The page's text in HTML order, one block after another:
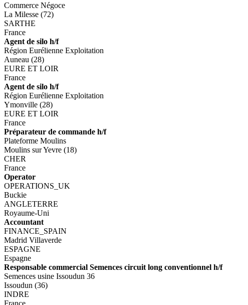
Commerce Négoce
La Milesse (72)
SARTHE
France
Agent de silo h/f
Région Eurélienne Exploitation
Auneau (28)
EURE ET LOIR
France
Agent de silo h/f
Région Eurélienne Exploitation
Ymonville (28)
EURE ET LOIR
France
Préparateur de commande h/f
Plateforme Moulins
Moulins sur Yevre (18)
CHER
France
Operator
OPERATIONS_UK
Buckie
ANGLETERRE
Royaume-Uni
Accountant
FINANCE_SPAIN
Madrid Villaverde
ESPAGNE
Espagne
Responsable commercial Semences circuit long conventionnel h/f
Semences usine Issoudun 36
Issoudun (36)
INDRE
France